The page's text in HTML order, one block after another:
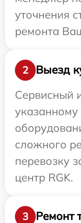
уточнения
ремонта
2
Выезд
Сервисный
указанному
сложного
перевозку
центр RGK.
3 Ремонт